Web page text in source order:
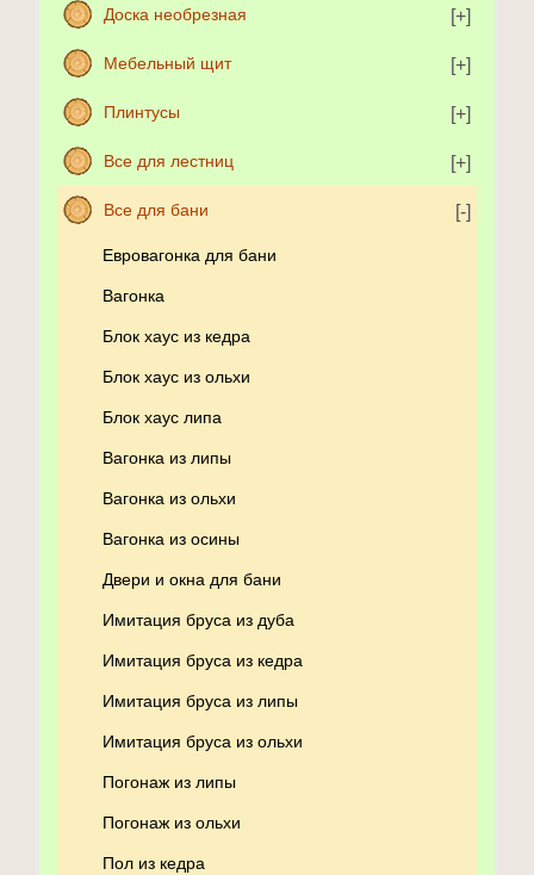
Доска необрезная
Мебельный щит
Плинтусы
Все для лестниц
Все для бани
Евровагонка для бани
Вагонка
Блок хаус из кедра
Блок хаус из ольхи
Блок хаус липа
Вагонка из липы
Вагонка из ольхи
Вагонка из осины
Двери и окна для бани
Имитация бруса из дуба
Имитация бруса из кедра
Имитация бруса из липы
Имитация бруса из ольхи
Погонаж из липы
Погонаж из ольхи
Пол из кедра